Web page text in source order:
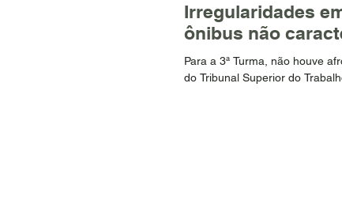
Irregularidades
ônibus não
Para a 3ª Turma, não houve
do Tribunal Superior do